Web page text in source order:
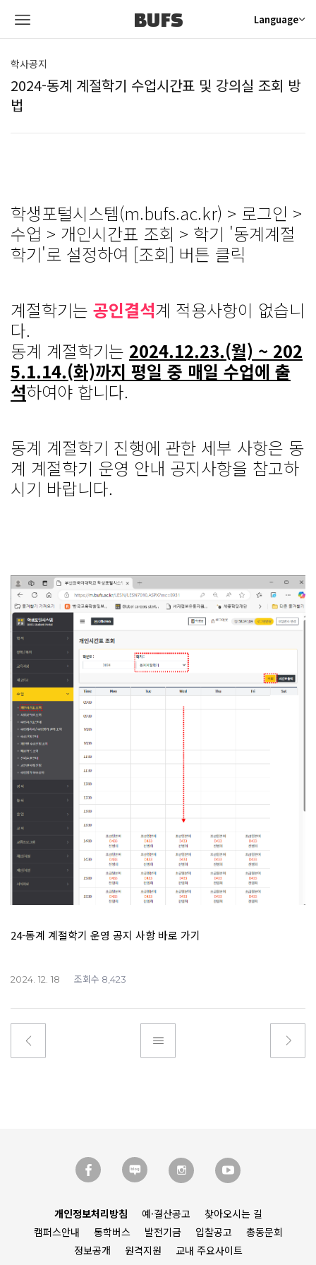
BUFS Language
학사공지
2024-동계 계절학기 수업시간표 및 강의실 조회 방
법
학생포털시스템(m.bufs.ac.kr) > 로그인 >
수업 > 개인시간표 조회 > 학기 '동계계절
학기'로 설정하여 [조회] 버튼 클릭
계절학기는 공인결석계 적용사항이 없습니
다.
동계 계절학기는 2024.12.23.(월) ~ 202
5.1.14.(화)까지 평일 중 매일 수업에 출
석하여야 합니다.
동계 계절학기 진행에 관한 세부 사항은 동
계 계절학기 운영 안내 공지사항을 참고하
시기 바랍니다.
24-동계 계절학기 운영 공지 사항 바로 가기
2024. 12. 18 조회수 8,423
개인정보처리방침 예·결산공고
찾아오시는 길
캠퍼스안내
통학버스 발전기금 입찰공고
총동문회
정보공개
원격지원 교내 주요사이트